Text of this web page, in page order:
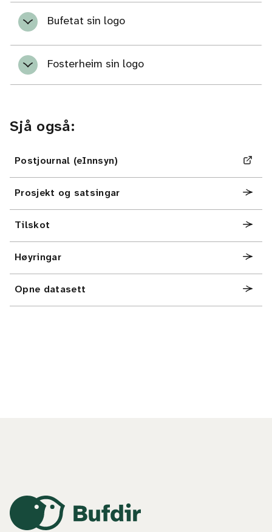
Bufetat sin logo
Fosterheim sin logo
Sjå også:
Postjournal (eInnsyn)
Prosjekt og satsingar
Tilskot
Høyringar
Opne datasett